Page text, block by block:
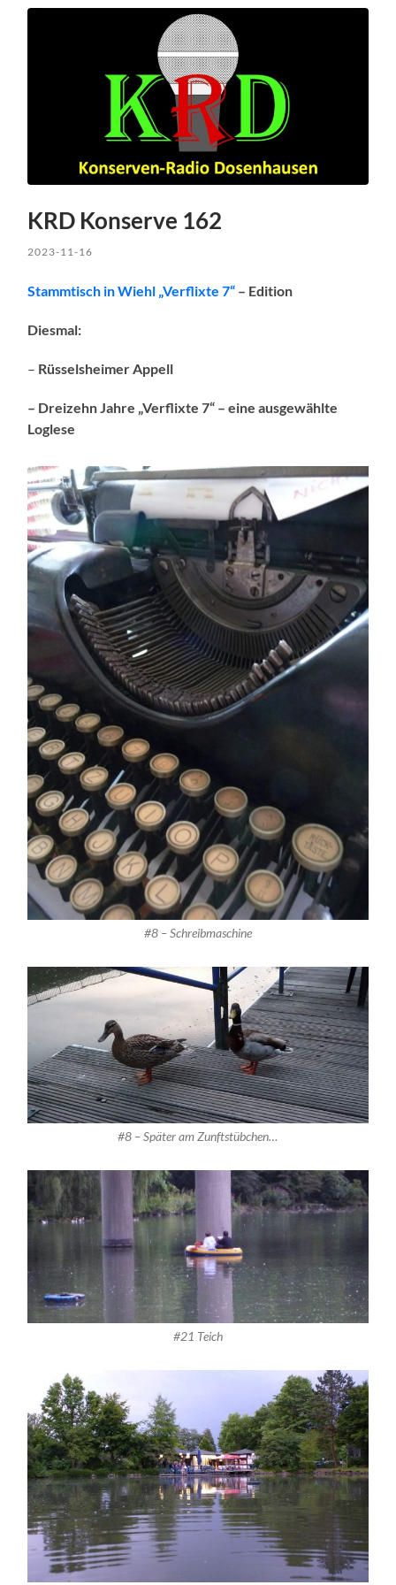
KRD Konserve 162
2023-11-16
Stammtisch in Wiehl „Verflixte 7“ – Edition
Diesmal:
– Rüsselsheimer Appell
– Dreizehn Jahre „Verflixte 7“ – eine ausgewählte
Loglese
#8 – Schreibmaschine
#8 – Später am Zunftstübchen…
#21 Teich